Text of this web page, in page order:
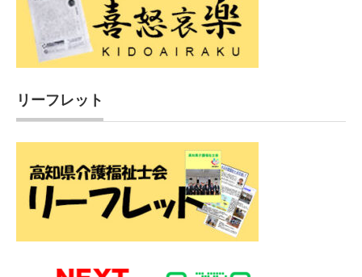
リーフレット